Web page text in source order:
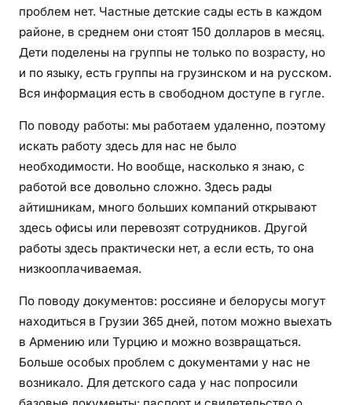
проблем нет. Частные детские сады есть в каждом
районе, в среднем они стоят 150 долларов в месяц.
Дети поделены на группы не только по возрасту, но
и по языку, есть группы на грузинском и на русском.
Вся информация есть в свободном доступе в гугле.
По поводу работы: мы работаем удаленно, поэтому
искать работу здесь для нас не было
необходимости. Но вообще, насколько я знаю, с
работой все довольно сложно. Здесь рады
айтишникам, много больших компаний открывают
здесь офисы или перевозят сотрудников. Другой
работы здесь практически нет, а если есть, то она
низкооплачиваемая.
По поводу документов: россияне и белорусы могут
находиться в Грузии 365 дней, потом можно выехать
в Армению или Турцию и можно возвращаться.
Больше особых проблем с документами у нас не
возникало. Для детского сада у нас попросили